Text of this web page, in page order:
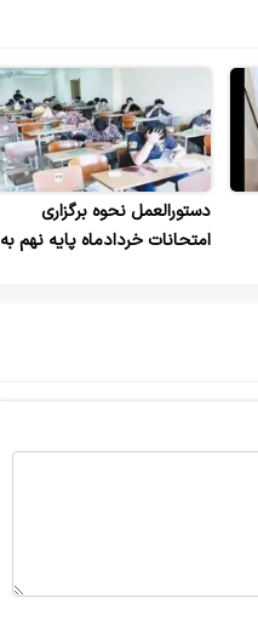
دستورالعمل نحوه برگزاری
امتحانات خردادماه پایه نهم به